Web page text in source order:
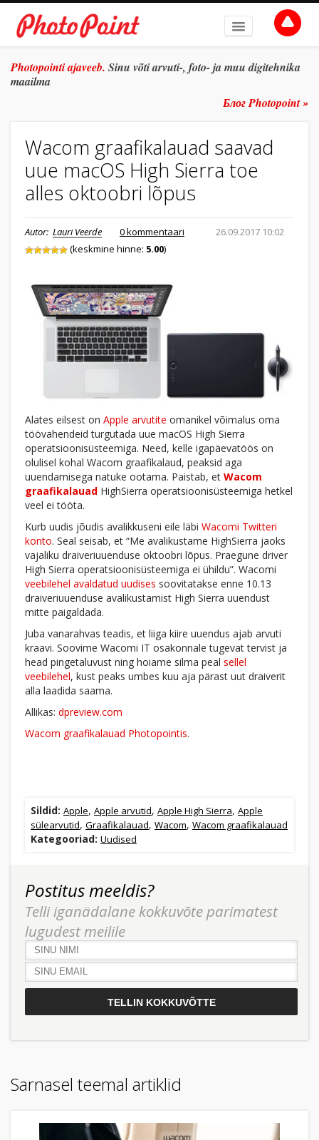
AVALEHT
SÜVITSI
ARHIIV
E-POOD
Photopointi ajaveeb. Sinu võti arvuti-, foto- ja muu digitehnika
maailma
Блог Photopoint »
Wacom graafikalauad saavad
uue macOS High Sierra toe
alles oktoobri lõpus
Autor: Lauri Veerde 26.09.2017 10:02
0 kommentaari
(keskmine hinne: 5.00)
Alates eilsest on Apple arvutite omanikel võimalus oma
töövahendeid turgutada uue macOS High Sierra
operatsioonisüsteemiga. Need, kelle igapäevatöös on
olulisel kohal Wacom graafikalaud, peaksid aga
uuendamisega natuke ootama. Paistab, et Wacom
graafikalauad HighSierra operatsioonisüsteemiga hetkel
veel ei tööta.
Kurb uudis jõudis avalikkuseni eile läbi Wacomi Twitteri
konto. Seal seisab, et “Me avalikustame HighSierra jaoks
vajaliku draiveriuuenduse oktoobri lõpus. Praegune driver
High Sierra operatsioonisüsteemiga ei ühildu”. Wacomi
veebilehel avaldatud uudises soovitatakse enne 10.13
draiveriuuenduse avalikustamist High Sierra uuendust
mitte paigaldada.
Juba vanarahvas teadis, et liiga kiire uuendus ajab arvuti
kraavi. Soovime Wacomi IT osakonnale tugevat tervist ja
head pingetaluvust ning hoiame silma peal sellel
veebilehel, kust peaks umbes kuu aja pärast uut draiverit
alla laadida saama.
Allikas: dpreview.com
Wacom graafikalauad Photopointis.
Sildid: Apple, Apple arvutid, Apple High Sierra, Apple
sülearvutid, Graafikalauad, Wacom, Wacom graafikalauad
Kategooriad: Uudised
Postitus meeldis?
Telli iganädalane kokkuvõte parimatest
lugudest meilile
Sarnasel teemal artiklid